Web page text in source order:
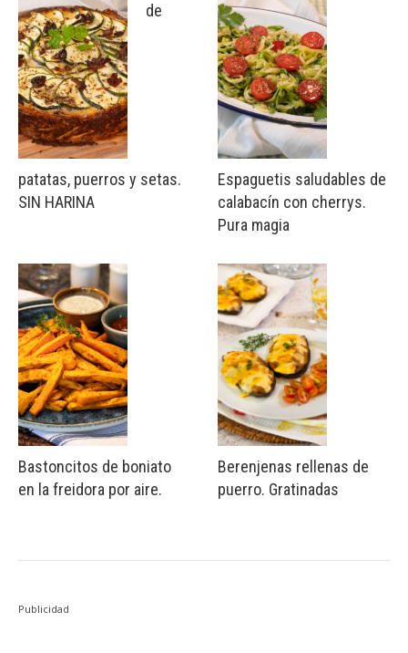
de
patatas, puerros y setas.
SIN HARINA
Bastoncitos de boniato
en la freidora por aire.
Espaguetis saludables de
calabacín con cherrys.
Pura magia
Berenjenas rellenas de
puerro. Gratinadas
Publicidad